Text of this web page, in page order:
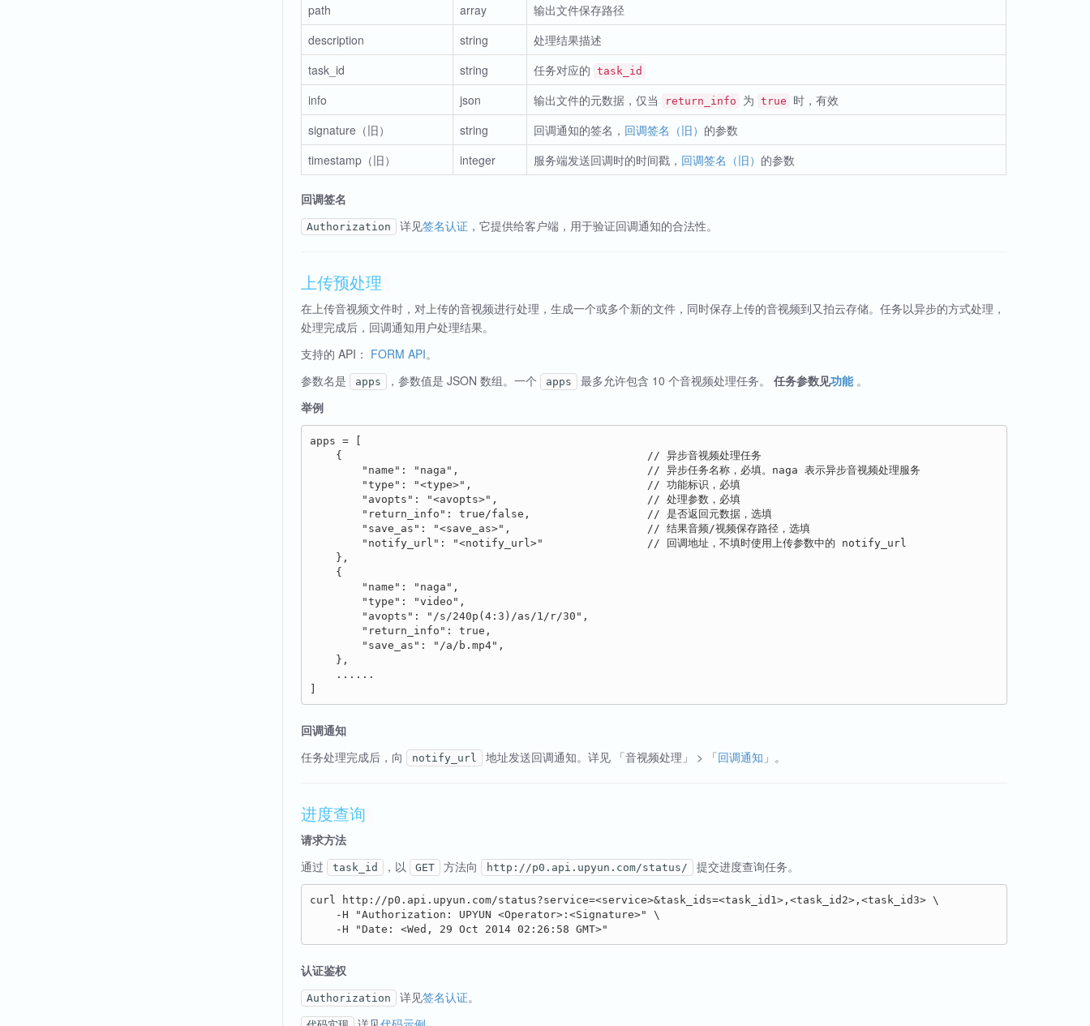
path
array
输出文件保存路径
description
string
处理结果描述
task_id
string 任务对应的 task_id
info json 输出文件的元数据，仅当 return_info 为 true
时，有效
signature（旧）
string 回调通知的签名， 回调签名（旧） 的参数
timestamp（旧）
integer 服务端发送回调时的时间戳， 回调签名（旧） 的参数
回调签名
Authorization 详见签名认证 ，它提供给客户端，用于验证回调通知的合法性。
上传预处理
在上传音视频文件时，对上传的音视频进行处理，生成一个或多个新的文件，同时保存上传的音视频到又拍云存储。任务以异步的方式处理，
处理完成后，回调通知用户处理结果。
支持的 API： FORM API。
参数名是
apps ，参数值是 JSON 数组。一个 apps 最多允许包含 10 个音视频处理任务。 任务参数见功能 。
举例
apps = [
    {                                               // 异步音视频处理任务
        "name": "naga",                             // 异步任务名称，必填。naga 表示异步音视频处理服务
        "type": "<type>",                           // 功能标识，必填
        "avopts": "<avopts>",                       // 处理参数，必填
        "return_info": true/false,                  // 是否返回元数据，选填
        "save_as": "<save_as>",                     // 结果音频/视频保存路径，选填
        "notify_url": "<notify_url>"                // 回调地址，不填时使用上传参数中的 notify_url
    },
    {
        "name": "naga",
        "type": "video",
        "avopts": "/s/240p(4:3)/as/1/r/30",
        "return_info": true,
        "save_as": "/a/b.mp4",
    },
    ......
回调通知
任务处理完成后，向
notify_url 地址发送回调通知。详见 「音视频处理」 > 「回调通知 」。
进度查询
请求方法
通过
task_id ，以 GET 方法向 http://p0.api.upyun.com/status/ 提交进度查询任务。
curl http://p0.api.upyun.com/status?service=<service>&task_ids=<task_id1>,<task_id2>,<task_id3> \
    -H "Authorization: UPYUN <Operator>:<Signature>" \
认证鉴权
Authorization 详见签名认证。